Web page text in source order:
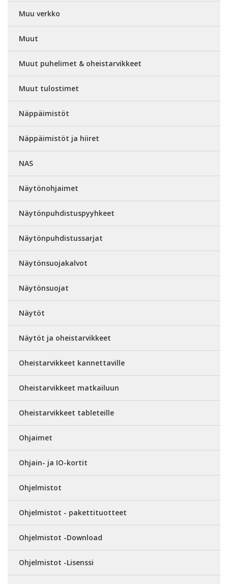
Muu verkko
Muut
Muut puhelimet & oheistarvikkeet
Muut tulostimet
Näppäimistöt
Näppäimistöt ja hiiret
NAS
Näytönohjaimet
Näytönpuhdistuspyyhkeet
Näytönpuhdistussarjat
Näytönsuojakalvot
Näytönsuojat
Näytöt
Näytöt ja oheistarvikkeet
Oheistarvikkeet kannettaville
Oheistarvikkeet matkailuun
Oheistarvikkeet tableteille
Ohjaimet
Ohjain- ja IO-kortit
Ohjelmistot
Ohjelmistot - pakettituotteet
Ohjelmistot -Download
Ohjelmistot -Lisenssi